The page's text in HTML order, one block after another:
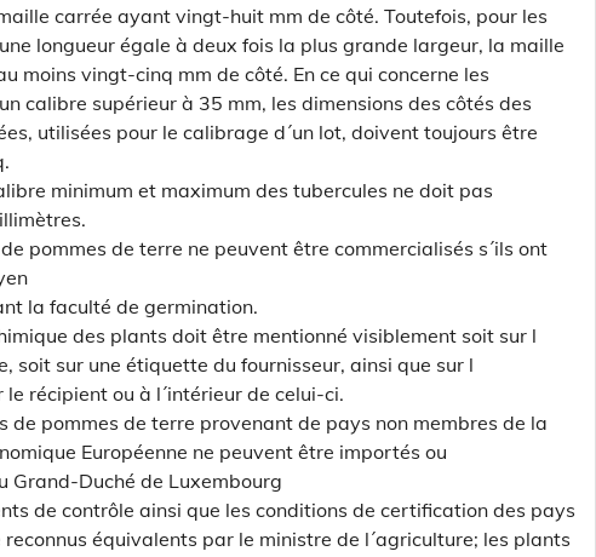
carrée ayant vingt-huit mm de côté. Toutefois, pour les
longueur égale à deux fois la plus grande largeur, la maille
moins vingt-cinq mm de côté. En ce qui concerne les
calibre supérieur à 35 mm, les dimensions des côtés des
utilisées pour le calibrage d´un lot, doivent toujours être
minimum et maximum des tubercules ne doit pas
pommes de terre ne peuvent être commercialisés s´ils ont
la faculté de germination.
des plants doit être mentionné visiblement soit sur l
soit sur une étiquette du fournisseur, ainsi que sur l
le récipient ou à l´intérieur de celui-ci.
de pommes de terre provenant de pays non membres de la
Européenne ne peuvent être importés ou
Grand-Duché de Luxembourg
de contrôle ainsi que les conditions de certification des pays
équivalents par le ministre de l´agriculture; les plants